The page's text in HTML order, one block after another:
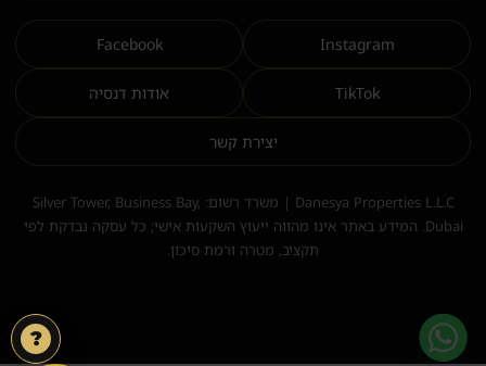
?
Instagram
Facebook
TikTok אודות דנסיה
יצירת קשר
Danesya Properties L.L.C | משרד רשום: Silver Tower, Business Bay,
Dubai. המידע באתר אינו מהווה ייעוץ השקעות אישי; כל עסקה נבדקת לפי
תקציב, מטרה ורמת סיכון.